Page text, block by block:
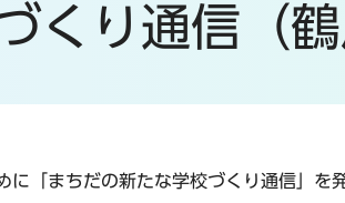
くり通信（鶴
「まちだの新たな学校づくり通信」を